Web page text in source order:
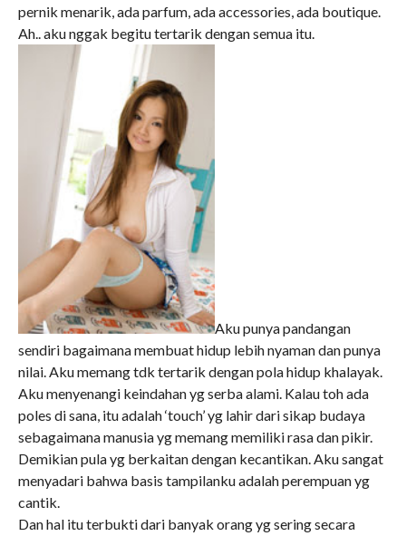
pernik menarik, ada parfum, ada accessories, ada boutique.
Ah.. aku nggak begitu tertarik dengan semua itu.
Aku punya pandangan
sendiri bagaimana membuat hidup lebih nyaman dan punya
nilai. Aku memang tdk tertarik dengan pola hidup khalayak.
Aku menyenangi keindahan yg serba alami. Kalau toh ada
poles di sana, itu adalah ‘touch’ yg lahir dari sikap budaya
sebagaimana manusia yg memang memiliki rasa dan pikir.
Demikian pula yg berkaitan dengan kecantikan. Aku sangat
menyadari bahwa basis tampilanku adalah perempuan yg
cantik.
Dan hal itu terbukti dari banyak orang yg sering secara